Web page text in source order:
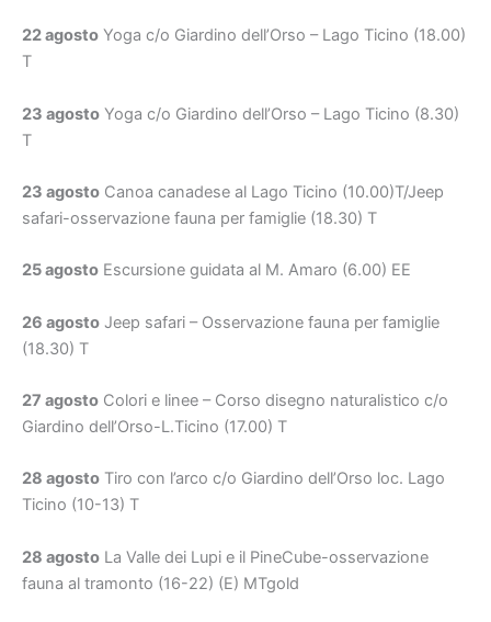
22 agosto Yoga c/o Giardino dell’Orso – Lago Ticino (18.00)
T
23 agosto Yoga c/o Giardino dell’Orso – Lago Ticino (8.30)
T
23 agosto Canoa canadese al Lago Ticino (10.00)T/Jeep
safari-osservazione fauna per famiglie (18.30) T
25 agosto Escursione guidata al M. Amaro (6.00) EE
26 agosto Jeep safari – Osservazione fauna per famiglie
(18.30) T
27 agosto Colori e linee – Corso disegno naturalistico c/o
Giardino dell’Orso-L.Ticino (17.00) T
28 agosto Tiro con l’arco c/o Giardino dell’Orso loc. Lago
Ticino (10-13) T
28 agosto La Valle dei Lupi e il PineCube-osservazione
fauna al tramonto (16-22) (E) MTgold